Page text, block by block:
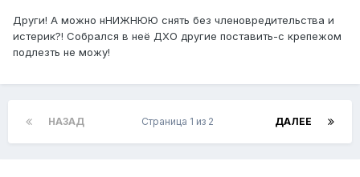
Други! А можно нНИЖНЮЮ снять без членовредительства и
истерик?! Собрался в неё ДХО другие поставить-с крепежом
подлезть не можу!
НАЗАД ДАЛЕЕ
Страница 1 из 2